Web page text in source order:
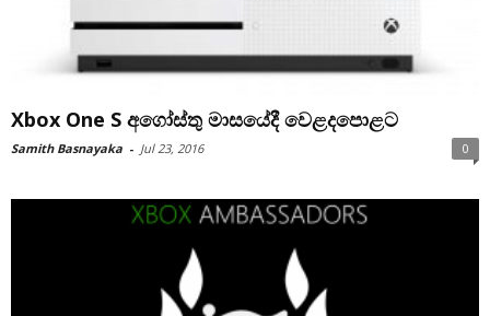
Xbox One S අගෝස්තු මාසයේදී වෙළදපොළට
Samith Basnayaka - Jul 23, 2016 0